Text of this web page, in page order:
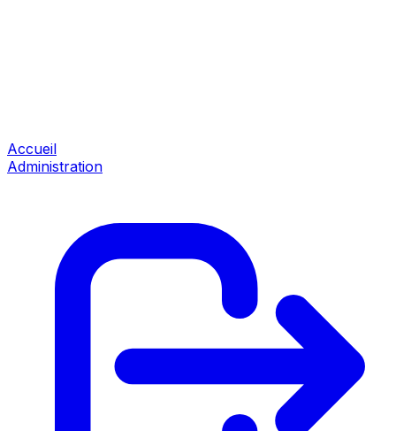
Accueil
Administration